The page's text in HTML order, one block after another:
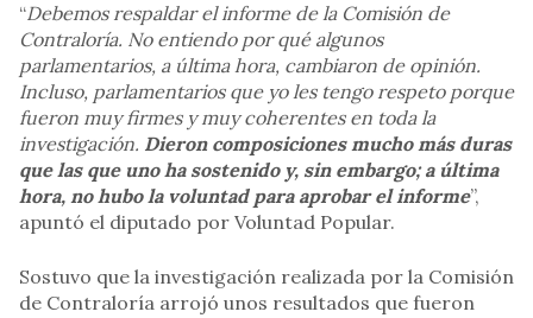
“Debemos respaldar el informe de la Comisión de
Contraloría. No entiendo por qué algunos
parlamentarios, a última hora, cambiaron de opinión.
Incluso, parlamentarios que yo les tengo respeto porque
fueron muy firmes y muy coherentes en toda la
investigación. Dieron composiciones mucho más duras
que las que uno ha sostenido y, sin embargo; a última
hora, no hubo la voluntad para aprobar el informe”,
apuntó el diputado por Voluntad Popular.
Sostuvo que la investigación realizada por la Comisión
de Contraloría arrojó unos resultados que fueron